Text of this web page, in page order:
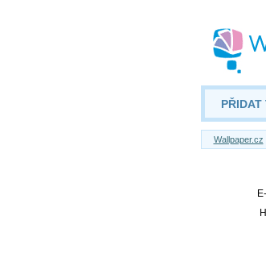
PŘIDAT
Wallpaper.cz